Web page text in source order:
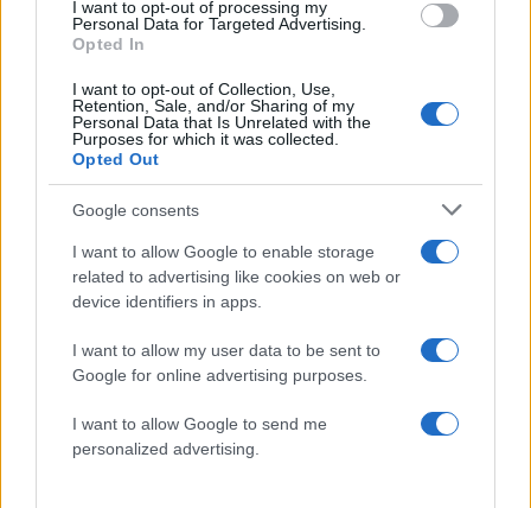
I want to opt-out of processing my
Personal Data for Targeted Advertising.
Opted In
I want to opt-out of Collection, Use,
Retention, Sale, and/or Sharing of my
Personal Data that Is Unrelated with the
Purposes for which it was collected.
Opted Out
Google consents
I want to allow Google to enable storage
related to advertising like cookies on web or
device identifiers in apps.
I want to allow my user data to be sent to
Google for online advertising purposes.
I want to allow Google to send me
personalized advertising.
Σχόλια
Λαζόπουλος κατά Λιάγκα:
«Συνεχίζεις να ξεφτιλίζεις
τους ανθρώπους, αλλά
τώρα έχεις μεγαλώσει»
Παναγιώτα Βλαντή:
μου, είναι ο άνθρωπός
και τον θαυμάζω